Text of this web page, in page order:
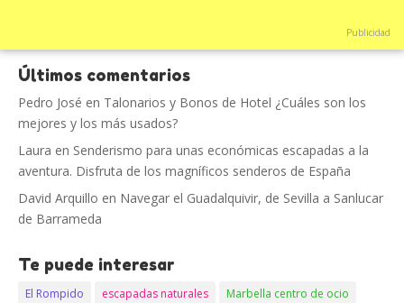
Publicidad
Últimos comentarios
Pedro José en Talonarios y Bonos de Hotel ¿Cuáles son los
mejores y los más usados?
Laura en Senderismo para unas económicas escapadas a la
aventura. Disfruta de los magníficos senderos de España
David Arquillo en Navegar el Guadalquivir, de Sevilla a Sanlucar
de Barrameda
Te puede interesar
El Rompido escapadas naturales
Marbella centro de ocio